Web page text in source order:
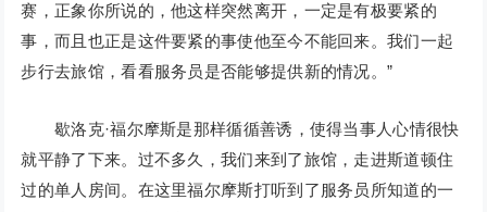
赛，正象你所说的，他这样突然离开，一定是有极要紧的
事，而且也正是这件要紧的事使他至今不能回来。我们一起
步行去旅馆，看看服务员是否能够提供新的情况。”
歇洛克·福尔摩斯是那样循循善诱，使得当事人心情很快
就平静了下来。过不多久，我们来到了旅馆，走进斯道顿住
过的单人房间。在这里福尔摩斯打听到了服务员所知道的一